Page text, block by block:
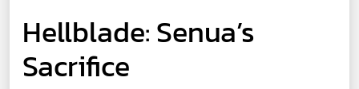
Hellblade: Senua’s
Sacrifice